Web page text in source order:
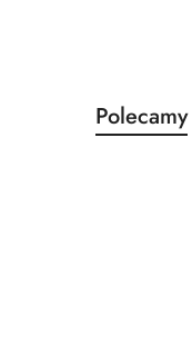
Pomiń karuzelę
Produkty
o
Polecamy